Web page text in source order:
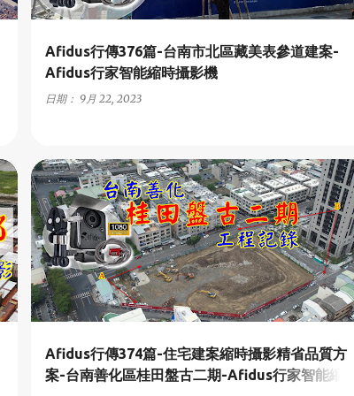
Afidus行傳376篇-台南市北區藏美表參道建案-
Afidus行家智能縮時攝影機
日期： 9月 22, 2023
Afidus行傳374篇-住宅建案縮時攝影精省品質方
案-台南善化區桂田盤古二期-Afidus行家智能縮
A2-商業與住宅建案 +1